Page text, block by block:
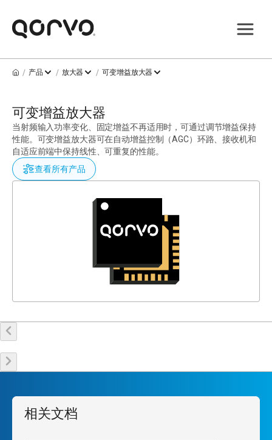
/ 产品 / 放大器 / 可变增益放大器
可变增益放大器
当射频输入功率变化、固定增益不再适用时，可通过调节增益保持
性能。可变增益放大器可在自动增益控制（AGC）环路、接收机和
自适应前端中保持线性、可重复的性能。
查看所有产品
相关文档